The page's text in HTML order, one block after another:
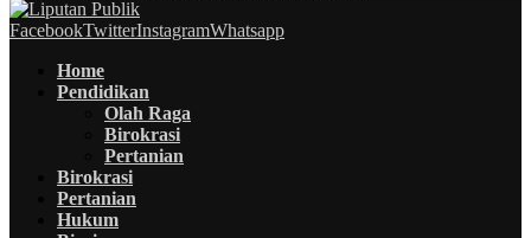
FacebookTwitterInstagramWhatsapp
Home
Pendidikan
Olah Raga
Birokrasi
Pertanian
Birokrasi
Pertanian
Hukum